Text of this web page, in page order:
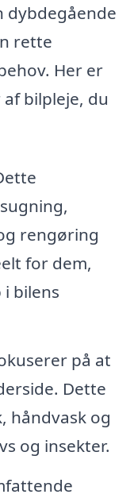
dybdegående
rette
Her er
bilpleje, du
rengøring
for dem,
bilens
på at
Dette
håndvask og
og insekter.